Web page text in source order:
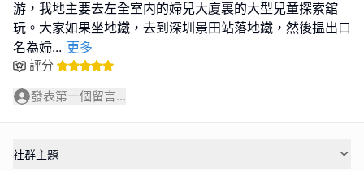
游，我地主要去左全室内的婦兒大廈裏的大型兒童探索舘
玩。大家如果坐地鐵，去到深圳景田站落地鐵，然後揾出口
名為婦... 更多
評分
發表第一個留言...
社群主題